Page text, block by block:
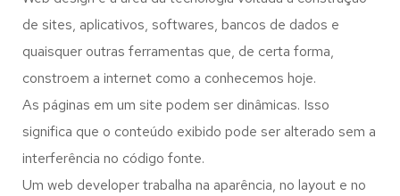
de sites, aplicativos, softwares, bancos de dados e
quaisquer outras ferramentas que, de certa forma,
constroem a internet como a conhecemos hoje.
As páginas em um site podem ser dinâmicas. Isso
significa que o conteúdo exibido pode ser alterado sem a
interferência no código fonte.
Um web developer trabalha na aparência, no layout e no